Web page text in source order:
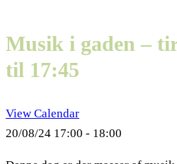
Musik i gaden –
til 17:45
View Calendar
20/08/24 17:00 - 18:00